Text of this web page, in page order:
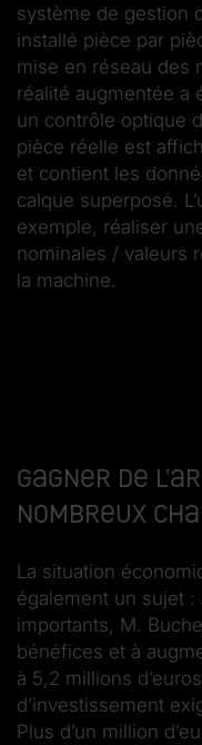
système de gestion
installé pièce par
mise en réseau des
réalité augmentée a
un contrôle optique
pièce réelle est
et contient les
calque superposé.
exemple, réaliser
nominales / valeurs
la machine.
Gagner de
nombreux
La situation
également un sujet
importants, M.
bénéfices et à
à 5,2 millions
d’investissement
Plus d’un million